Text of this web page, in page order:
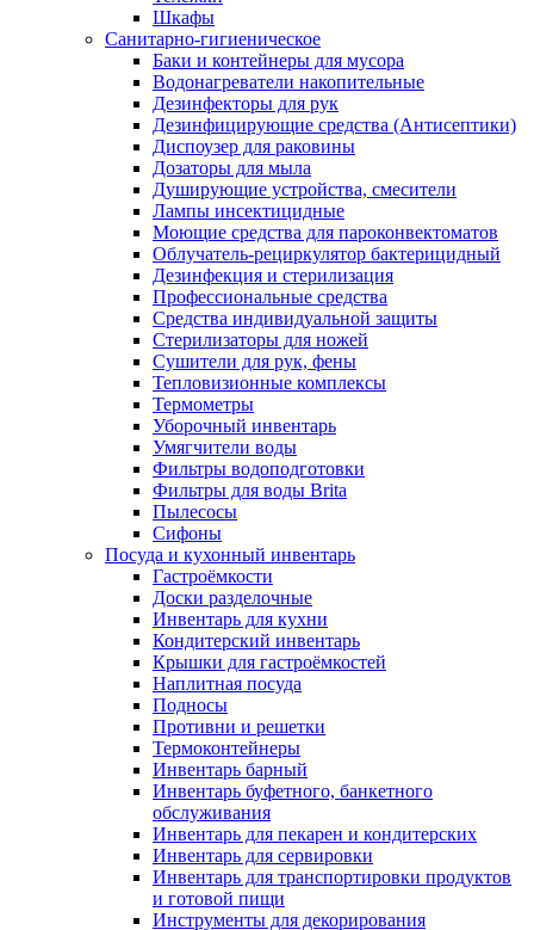
Шкафы
Санитарно-гигиеническое
Баки и контейнеры для мусора
Водонагреватели накопительные
Дезинфекторы для рук
Дезинфицирующие средства (Антисептики)
Диспоузер для раковины
Дозаторы для мыла
Душирующие устройства, смесители
Лампы инсектицидные
Моющие средства для пароконвектоматов
Облучатель-рециркулятор бактерицидный
Дезинфекция и стерилизация
Профессиональные средства
Средства индивидуальной защиты
Стерилизаторы для ножей
Сушители для рук, фены
Тепловизионные комплексы
Термометры
Уборочный инвентарь
Умягчители воды
Фильтры водоподготовки
Фильтры для воды Brita
Пылесосы
Сифоны
Посуда и кухонный инвентарь
Гастроёмкости
Доски разделочные
Инвентарь для кухни
Кондитерский инвентарь
Крышки для гастроёмкостей
Наплитная посуда
Подносы
Противни и решетки
Термоконтейнеры
Инвентарь барный
Инвентарь буфетного, банкетного
обслуживания
Инвентарь для пекарен и кондитерских
Инвентарь для сервировки
Инвентарь для транспортировки продуктов
и готовой пищи
Инструменты для декорирования